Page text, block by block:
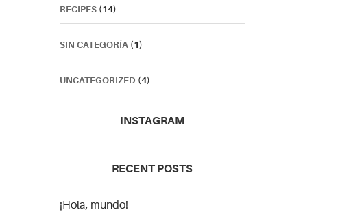
RECIPES (14)
SIN CATEGORÍA (1)
UNCATEGORIZED (4)
INSTAGRAM
RECENT POSTS
¡Hola, mundo!